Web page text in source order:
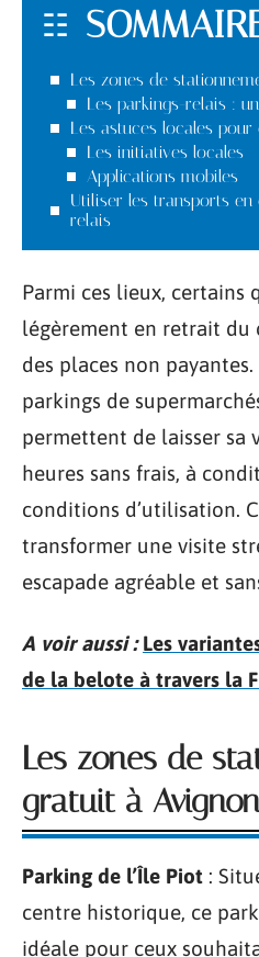
Les zones de
Les parkings-relais :
Les astuces locales
Les initiatives locales
Applications mobiles
Utiliser les transports
relais
Parmi ces lieux, certains
légèrement en retrait
des places non
parkings de
permettent de laisser sa
heures sans frais, à
conditions d’utilisation.
transformer une visite
escapade agréable et
A voir aussi : Les
de la belote à travers la
Les zones de
gratuit à Avignon
Parking de l’Île Piot :
centre historique, ce
idéale pour ceux